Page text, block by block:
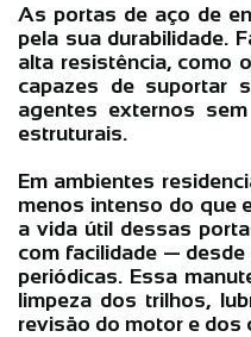
As portas de aço de
pela sua durabilidade.
alta resistência, como
capazes de suportar
agentes externos
estruturais.
Em ambientes
menos intenso do que
a vida útil dessas
com facilidade —
periódicas. Essa
limpeza dos trilhos,
revisão do motor e dos